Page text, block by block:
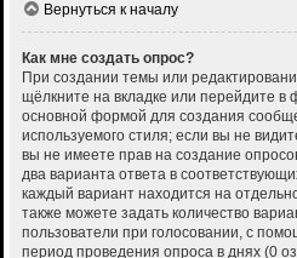
Вернуться к началу
Как мне создать опрос?
При создании темы или
щёлкните на вкладке или перейдите в
основной формой для создания
используемого стиля; если вы не
вы не имеете прав на создание
два варианта ответа в
каждый вариант находится на
также можете задать количество
пользователи при голосовании, с
период проведения опроса в днях (0